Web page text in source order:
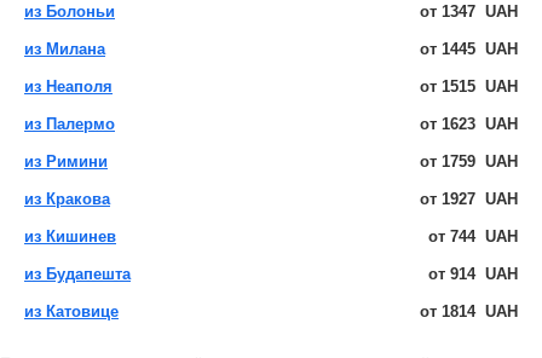
из Болоньи от 1347 UAH
из Милана от 1445 UAH
из Неаполя от 1515 UAH
из Палермо от 1623 UAH
из Римини от 1759 UAH
из Кракова от 1927 UAH
из Кишинев от 744 UAH
из Будапешта от 914 UAH
из Катовице от 1814 UAH